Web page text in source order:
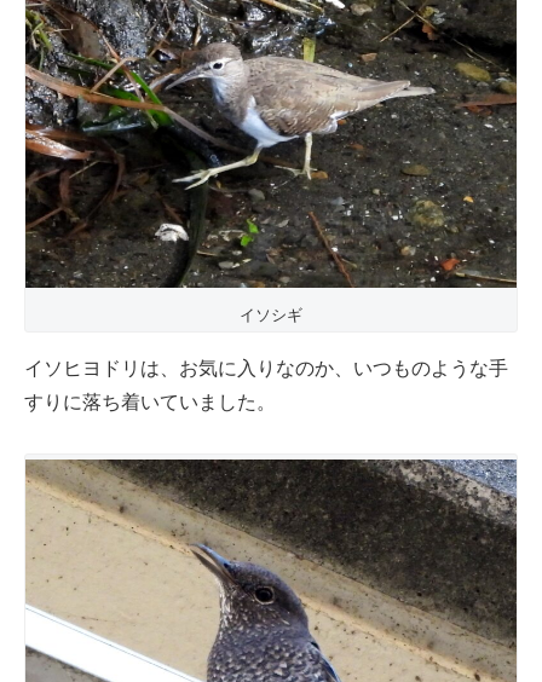
イソシギ
イソヒヨドリは、お気に入りなのか、いつものような手
すりに落ち着いていました。